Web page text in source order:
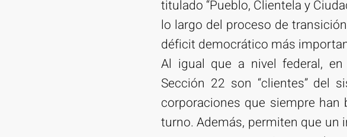
titulado “Pueblo, Clientela y
lo largo del proceso de
déficit democrático más
Al igual que a nivel federal,
Sección 22 son “clientes” del
corporaciones que siempre
turno. Además, permiten que un